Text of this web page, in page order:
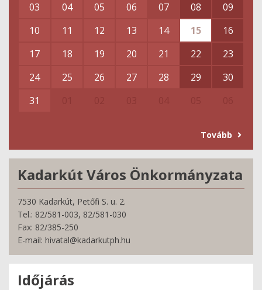
03
04 05 06 07 08
09
10
11 12 13 14 15
16
17
18 19 20 21 22
23
24
25 26 27 28 29
30
31
Tovább
Kadarkút Város Önkormányzata
7530 Kadarkút, Petőfi S. u. 2.
Tel.: 82/581-003, 82/581-030
Fax: 82/385-250
E-mail: hivatal@kadarkutph.hu
Időjárás